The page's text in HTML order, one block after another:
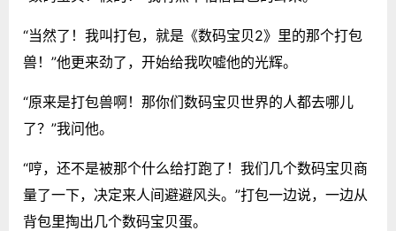
“当然了！我叫打包，就是《数码宝贝2》里的那个打包
兽！”他更来劲了，开始给我吹嘘他的光辉。
“原来是打包兽啊！那你们数码宝贝世界的人都去哪儿
了？”我问他。
“哼，还不是被那个什么给打跑了！我们几个数码宝贝商
量了一下，决定来人间避避风头。”打包一边说，一边从
背包里掏出几个数码宝贝蛋。